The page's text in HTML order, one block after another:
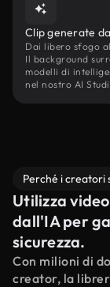
Clip generate
Dai libero sfogo
Il background
modelli di
nel nostro AI
Perché i creatori
Utilizza
dall'IA per
sicurezza.
Con milioni di
creator, la